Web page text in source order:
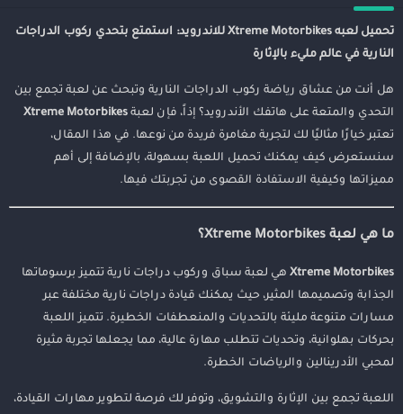
تحميل لعبه Xtreme Motorbikes للاندرويد: استمتع بتحدي ركوب الدراجات
النارية في عالم مليء بالإثارة
هل أنت من عشاق رياضة ركوب الدراجات النارية وتبحث عن لعبة تجمع بين
التحدي والمتعة على هاتفك الأندرويد؟ إذاً، فإن لعبة Xtreme Motorbikes
تعتبر خيارًا مثاليًا لك لتجربة مغامرة فريدة من نوعها. في هذا المقال،
سنستعرض كيف يمكنك تحميل اللعبة بسهولة، بالإضافة إلى أهم
مميزاتها وكيفية الاستفادة القصوى من تجربتك فيها.
ما هي لعبة Xtreme Motorbikes؟
Xtreme Motorbikes هي لعبة سباق وركوب دراجات نارية تتميز برسوماتها
الجذابة وتصميمها المثير، حيث يمكنك قيادة دراجات نارية مختلفة عبر
مسارات متنوعة مليئة بالتحديات والمنعطفات الخطيرة. تتميز اللعبة
بحركات بهلوانية، وتحديات تتطلب مهارة عالية، مما يجعلها تجربة مثيرة
لمحبي الأدرينالين والرياضات الخطرة.
اللعبة تجمع بين الإثارة والتشويق، وتوفر لك فرصة لتطوير مهارات القيادة،